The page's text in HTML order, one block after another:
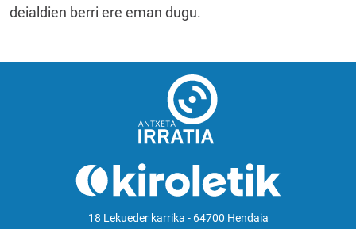
deialdien berri ere eman dugu.
18 Lekueder karrika - 64700 Hendaia